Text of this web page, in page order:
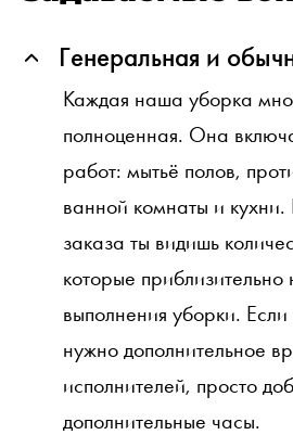
Генеральная и
Каждая наша уборка
полноценная. Она
работ: мытьё полов,
ванной комнаты и
заказа ты видишь
которые приблизительно
выполнения уборки.
нужно дополнительное
исполнителей, просто
дополнительные часы.